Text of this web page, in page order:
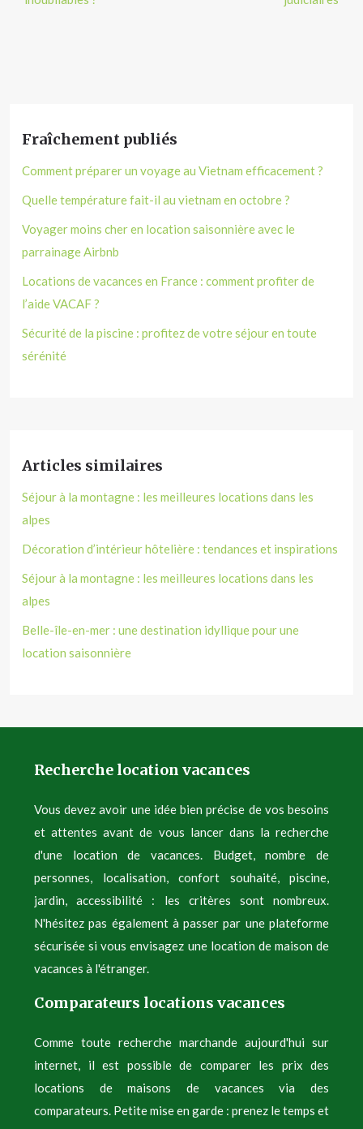
Fraîchement publiés
Comment préparer un voyage au Vietnam efficacement ?
Quelle température fait-il au vietnam en octobre ?
Voyager moins cher en location saisonnière avec le
parrainage Airbnb
Locations de vacances en France : comment profiter de
l’aide VACAF ?
Sécurité de la piscine : profitez de votre séjour en toute
sérénité
Articles similaires
Séjour à la montagne : les meilleures locations dans les
alpes
Décoration d’intérieur hôtelière : tendances et inspirations
Séjour à la montagne : les meilleures locations dans les
alpes
Belle-île-en-mer : une destination idyllique pour une
location saisonnière
Recherche location vacances
Vous devez avoir une idée bien précise de vos besoins
et attentes avant de vous lancer dans la recherche
d'une location de vacances. Budget, nombre de
personnes, localisation, confort souhaité, piscine,
jardin, accessibilité : les critères sont nombreux.
N'hésitez pas également à passer par une plateforme
sécurisée si vous envisagez une location de maison de
vacances à l'étranger.
Comparateurs locations vacances
Comme toute recherche marchande aujourd'hui sur
internet, il est possible de comparer les prix des
locations de maisons de vacances via des
comparateurs. Petite mise en garde : prenez le temps et